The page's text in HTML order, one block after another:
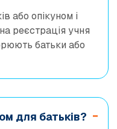
або опікуном і
реєстрація учня
батьки або
для батьків?